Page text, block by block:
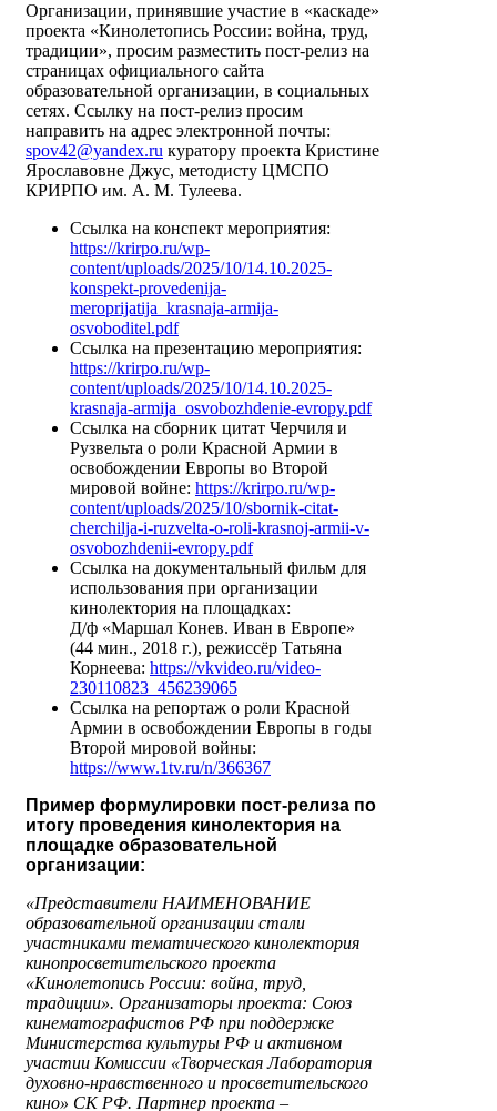
Организации, принявшие участие в «каскаде»
проекта «Кинолетопись России: война, труд,
традиции», просим разместить пост-релиз на
страницах официального сайта
образовательной организации, в социальных
сетях. Ссылку на пост-релиз просим
направить на адрес электронной почты:
spov42@yandex.ru куратору проекта Кристине
Ярославовне Джус, методисту ЦМСПО
КРИРПО им. А. М. Тулеева.
Ссылка на конспект мероприятия:
https://krirpo.ru/wp-
content/uploads/2025/10/14.10.2025-
konspekt-provedenija-
meroprijatija_krasnaja-armija-
osvoboditel.pdf
Ссылка на презентацию мероприятия:
https://krirpo.ru/wp-
content/uploads/2025/10/14.10.2025-
krasnaja-armija_osvobozhdenie-evropy.pdf
Ссылка на сборник цитат Черчиля и
Рузвельта о роли Красной Армии в
освобождении Европы во Второй
мировой войне: https://krirpo.ru/wp-
content/uploads/2025/10/sbornik-citat-
cherchilja-i-ruzvelta-o-roli-krasnoj-armii-v-
osvobozhdenii-evropy.pdf
Ссылка на документальный фильм для
использования при организации
кинолектория на площадках:
Д/ф «Маршал Конев. Иван в Европе»
(44 мин., 2018 г.), режиссёр Татьяна
Корнеева: https://vkvideo.ru/video-
230110823_456239065
Ссылка на репортаж о роли Красной
Армии в освобождении Европы в годы
Второй мировой войны:
https://www.1tv.ru/n/366367
Пример формулировки пост-релиза по
итогу проведения кинолектория на
площадке образовательной
организации:
«Представители НАИМЕНОВАНИЕ
образовательной организации стали
участниками тематического кинолектория
кинопросветительского проекта
«Кинолетопись России: война, труд,
традиции». Организаторы проекта: Союз
кинематографистов РФ при поддержке
Министерства культуры РФ и активном
участии Комиссии «Творческая Лаборатория
духовно-нравственного и просветительского
кино» СК РФ. Партнер проекта –